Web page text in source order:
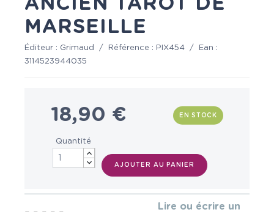
MARSEILLE
Éditeur : Grimaud / Référence : PIX454 /
Ean :
3114523944035
18,90 € EN STOCK
Quantité
AJOUTER AU PANIER
Lire ou écrire un